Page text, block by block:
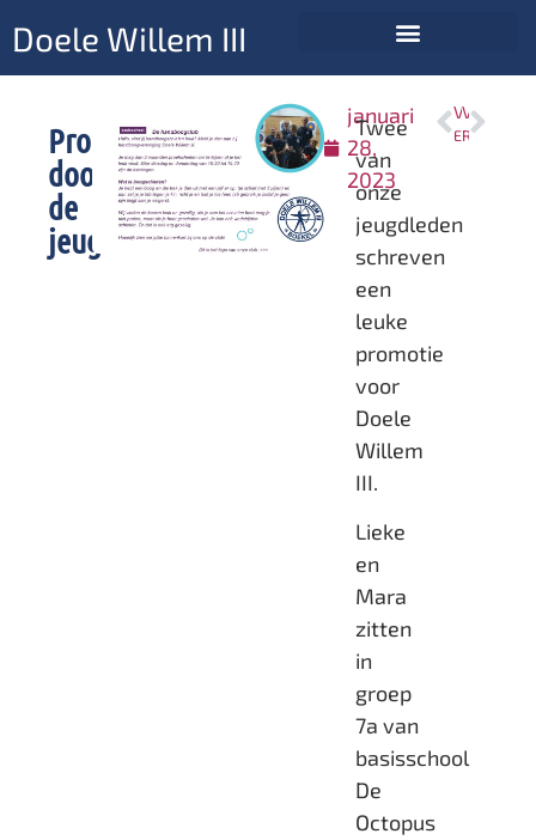
Doele Willem III
Promotie
door
de
jeugdleden
januari
28,
2023
Twee
van
onze
jeugdleden
schreven
een
leuke
promotie
voor
Doele
Willem
III.
Lieke
en
Mara
zitten
in
groep
7a van
basisschool
De
Octopus
VORIGE
Evenementen in 2023
VOLGENDE
RK kampioenschappen individueel en teams 2023